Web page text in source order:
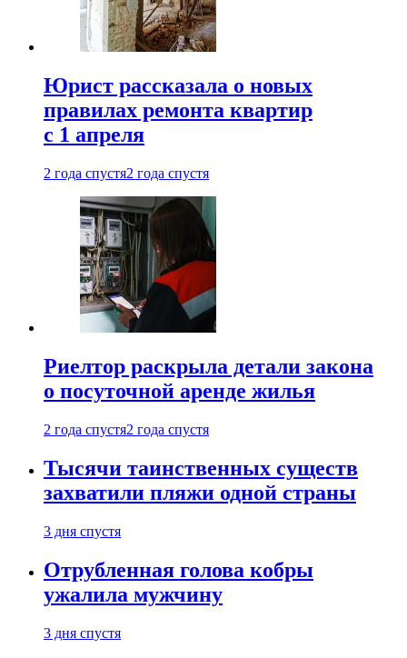
Юрист рассказала о новых
правилах ремонта квартир
с 1 апреля
2 года спустя2 года спустя
Риелтор раскрыла детали закона
о посуточной аренде жилья
2 года спустя2 года спустя
Тысячи таинственных существ
захватили пляжи одной страны
3 дня спустя
Отрубленная голова кобры
ужалила мужчину
3 дня спустя